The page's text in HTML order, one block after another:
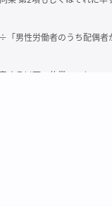
「男性労働者のうち配偶
る以下の休業のこと